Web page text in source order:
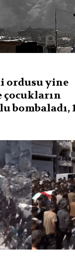
ordusu yine
çocukların
bombaladı,